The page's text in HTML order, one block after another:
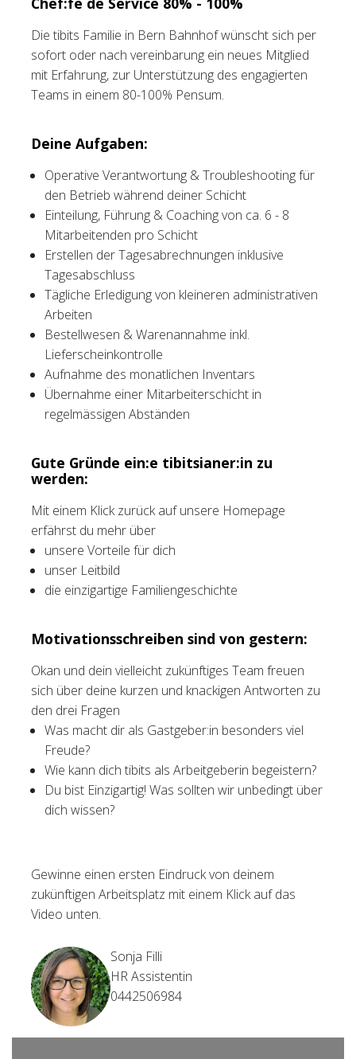
Tischreservation
Login
Schweiz (DE)
Die tibits Familie in Bern Bahnhof wünscht sich per
sofort oder nach vereinbarung ein neues Mitglied
mit Erfahrung, zur Unterstützung des engagierten
Teams in einem 80-100% Pensum.
Deine Aufgaben:
Operative Verantwortung & Troubleshooting für
den Betrieb während deiner Schicht
Einteilung, Führung & Coaching von ca. 6 - 8
Mitarbeitenden pro Schicht
Erstellen der Tagesabrechnungen inklusive
Tagesabschluss
Tägliche Erledigung von kleineren administrativen
Arbeiten
Bestellwesen & Warenannahme inkl.
Lieferscheinkontrolle
Aufnahme des monatlichen Inventars
Übernahme einer Mitarbeiterschicht in
regelmässigen Abständen
Gute Gründe ein:e tibitsianer:in zu
werden:
Mit einem Klick zurück auf unsere Homepage
erfährst du mehr über
unsere Vorteile für dich
unser Leitbild
die einzigartige Familiengeschichte
Motivationsschreiben sind von gestern:
Okan und dein vielleicht zukünftiges Team freuen
sich über deine kurzen und knackigen Antworten zu
den drei Fragen
Was macht dir als Gastgeber:in besonders viel
Freude?
Wie kann dich tibits als Arbeitgeberin begeistern?
Du bist Einzigartig! Was sollten wir unbedingt über
dich wissen?
Gewinne einen ersten Eindruck von deinem
zukünftigen Arbeitsplatz mit einem Klick auf das
Video unten.
Sonja Filli
HR Assistentin
0442506984